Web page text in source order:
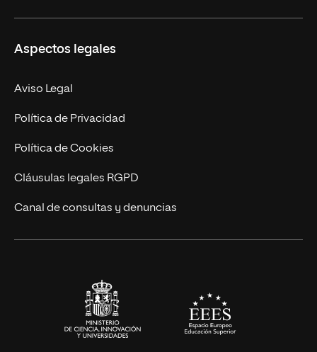
Doctorados
Experto Universitario
Postgrados
Cursos Universitarios
Facultades
Nuestro Equipo
Trabaja en UNIR
Actualidad
UNIR Revista
Eventos
Aspectos legales
Aviso Legal
Política de Privacidad
Política de Cookies
Cláusulas legales RGPD
Canal de consultas y denuncias